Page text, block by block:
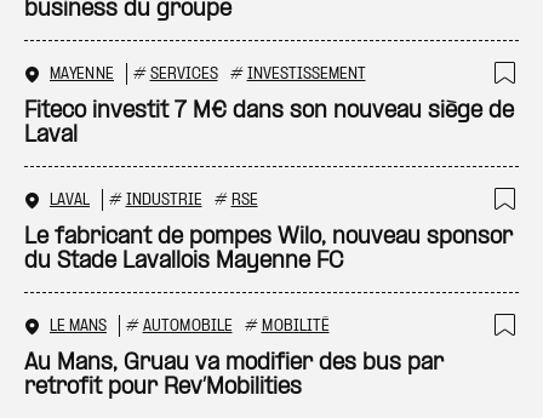
business du groupe
MAYENNE # SERVICES # INVESTISSEMENT
Fiteco investit 7 M€ dans son nouveau siège de
Laval
LAVAL # INDUSTRIE # RSE
Le fabricant de pompes Wilo, nouveau sponsor
du Stade Lavallois Mayenne FC
LE MANS # AUTOMOBILE # MOBILITÉ
Au Mans, Gruau va modifier des bus par
retrofit pour Rev’Mobilities